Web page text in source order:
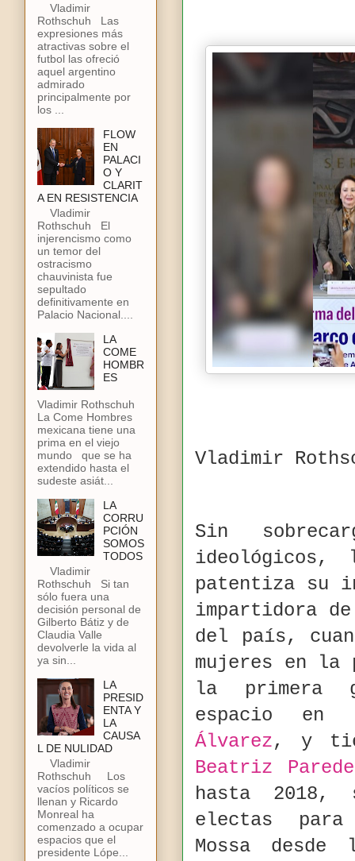
Vladimir
Sin
patentiza su
impartidora
del país,
mujeres en
la primera
espacio en
Álvarez, y
Beatriz
hasta 2018,
electas para
Mossa
Vladimir
Rothschuh Las
expresiones más
atractivas sobre el
futbol las ofreció
aquel argentino
admirado
principalmente por
los ...
FLOW
EN
PALACI
O Y
CLARIT
A EN RESISTENCIA
Vladimir
Rothschuh El
injerencismo como
un temor del
ostracismo
chauvinista fue
sepultado
definitivamente en
Palacio Nacional....
LA
COME
HOMBR
ES
Vladimir Rothschuh
La Come Hombres
mexicana tiene una
prima en el viejo
mundo que se ha
extendido hasta el
sudeste asiát...
LA
CORRU
PCIÓN
SOMOS
TODOS
Vladimir
Rothschuh Si tan
sólo fuera una
decisión personal de
Gilberto Bátiz y de
Claudia Valle
devolverle la vida al
ya sin...
LA
PRESID
ENTA Y
LA
CAUSA
L DE NULIDAD
Vladimir
Rothschuh Los
vacíos políticos se
llenan y Ricardo
Monreal ha
comenzado a ocupar
espacios que el
presidente Lópe...